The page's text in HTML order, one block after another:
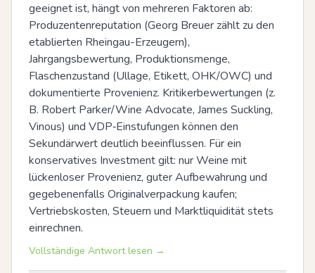
geeignet ist, hängt von mehreren Faktoren ab:
Produzentenreputation (Georg Breuer zählt zu den
etablierten Rheingau-Erzeugern),
Jahrgangsbewertung, Produktionsmenge,
Flaschenzustand (Ullage, Etikett, OHK/OWC) und
dokumentierte Provenienz. Kritikerbewertungen (z.
B. Robert Parker/Wine Advocate, James Suckling,
Vinous) und VDP‑Einstufungen können den
Sekundärwert deutlich beeinflussen. Für ein
konservatives Investment gilt: nur Weine mit
lückenloser Provenienz, guter Aufbewahrung und
gegebenenfalls Originalverpackung kaufen;
Vertriebskosten, Steuern und Marktliquidität stets
einrechnen.
Vollständige Antwort lesen →